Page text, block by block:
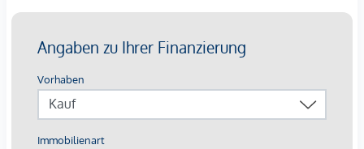
E-Mobilität
Die Lage:
Die Traisengasse 20-22 liegt idyllisch im Herzen des 20.
Bezirks in Wien, wo urbaner Charme auf entspannten
Erholungsraum trifft. Nur einen Katzensprung vom
Donaukanal und dem grünen Augarten entfernt, genießt